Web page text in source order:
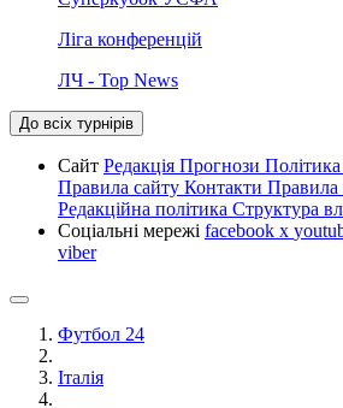
Ліга конференцій
ЛЧ - Top News
До всіх турнірів
Сайт Редакція Прогнози Політика
Правила сайту Контакти Правила
Редакційна політика Структура
Соціальні мережі facebook x
viber
Футбол 24
Італія